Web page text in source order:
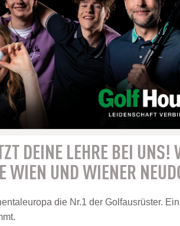
DEINE LEHRE BEI UNS!
WIEN UND WIENER
die Nr.1 der Golfausrüster.